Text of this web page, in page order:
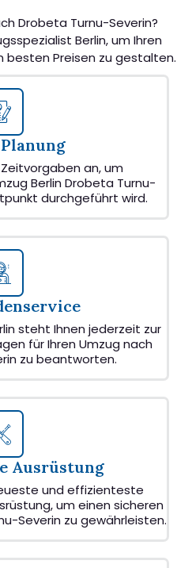
Drobeta Turnu-Severin?
Berlin, um Ihren
besten Preisen zu gestalten.
an, um
Berlin Drobeta Turnu-
durchgeführt wird.
steht Ihnen jederzeit zur
für Ihren Umzug nach
zu beantworten.
Ausrüstung
und effizienteste
um einen sicheren
Severin zu gewährleisten.